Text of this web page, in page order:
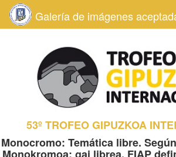
Galería de imágenes
53º TROFEO GIPUZKOA
Monocromo: Temática libre.